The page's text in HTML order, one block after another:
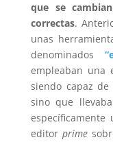
que se
correctas.
unas
denominados
empleaban una
siendo capaz
sino que
editorprime